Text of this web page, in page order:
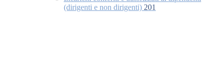
(dirigenti e non dirigenti) 201